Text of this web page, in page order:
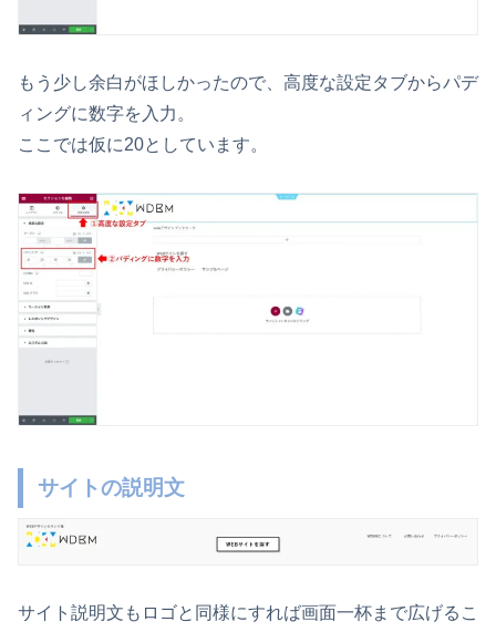
もう少し余白がほしかったので、高度な設定タブからパデ
ィングに数字を入力。
ここでは仮に20としています。
サイトの説明文
サイト説明文もロゴと同様にすれば画面一杯まで広げるこ